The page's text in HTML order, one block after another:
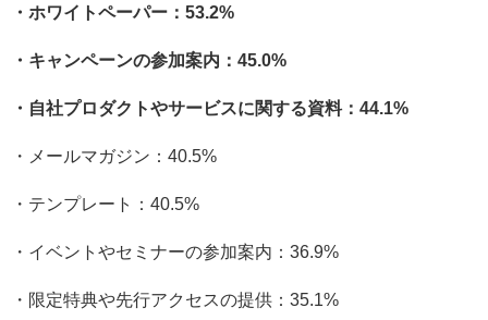
・ホワイトペーパー：53.2%
・キャンペーンの参加案内：45.0%
・自社プロダクトやサービスに関する資料：44.1%
・メールマガジン：40.5%
・テンプレート：40.5%
・イベントやセミナーの参加案内：36.9%
・限定特典や先行アクセスの提供：35.1%